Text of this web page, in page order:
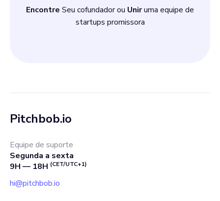
Encontre Seu cofundador ou Uniruma equipe de
startups promissora
Pitchbob.io
Equipe de suporte
Segunda a sexta
9H — 18H (CET/UTC+1)
hi@pitchbob.io